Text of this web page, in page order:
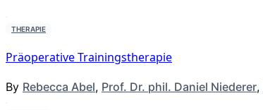
THERAPIE
Präoperative Trainingstherapie
By Rebecca Abel, Prof. Dr. phil. Daniel Niederer,